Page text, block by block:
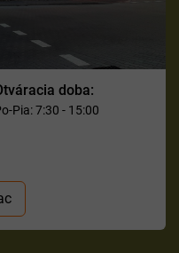
doba:
Pia: 7:30 - 15:00